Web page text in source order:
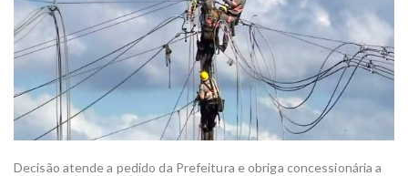
Decisão atende a pedido da Prefeitura e obriga concessionária a